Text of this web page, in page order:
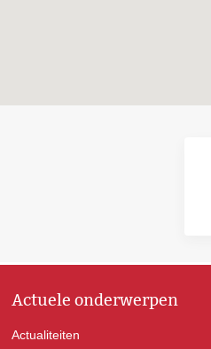
Actuele onderwerpen
Actualiteiten